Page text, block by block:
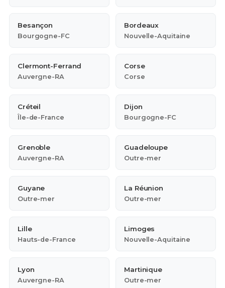
Besançon
Bourgogne-FC
Bordeaux
Nouvelle-Aquitaine
Clermont-Ferrand
Auvergne-RA
Corse
Corse
Créteil
Île-de-France
Dijon
Bourgogne-FC
Grenoble
Auvergne-RA
Guadeloupe
Outre-mer
Guyane
Outre-mer
La Réunion
Outre-mer
Lille
Hauts-de-France
Limoges
Nouvelle-Aquitaine
Lyon
Auvergne-RA
Martinique
Outre-mer